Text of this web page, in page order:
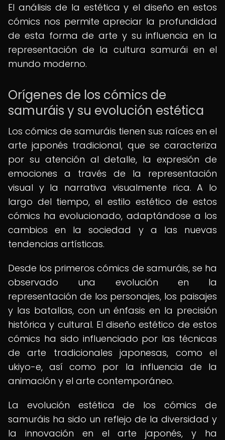
El análisis de la estética y el diseño en estos
cómics nos permite apreciar la profundidad
de esta forma de arte y su influencia en la
representación de la cultura samurái en el
mundo moderno.
Orígenes de los cómics de
samuráis y su evolución estética
Los cómics de samuráis tienen sus raíces en el
arte japonés tradicional, que se caracteriza
por su atención al detalle, la expresión de
emociones a través de la representación
visual y la narrativa visualmente rica. A lo
largo del tiempo, el estilo estético de estos
cómics ha evolucionado, adaptándose a los
cambios en la sociedad y a las nuevas
tendencias artísticas.
Desde los primeros cómics de samuráis, se ha
observado una evolución en la
representación de los personajes, los paisajes
y las batallas, con un énfasis en la precisión
histórica y cultural. El diseño estético de estos
cómics ha sido influenciado por las técnicas
de arte tradicionales japonesas, como el
ukiyo-e, así como por la influencia de la
animación y el arte contemporáneo.
La evolución estética de los cómics de
samuráis ha sido un reflejo de la diversidad y
la innovación en el arte japonés, y ha